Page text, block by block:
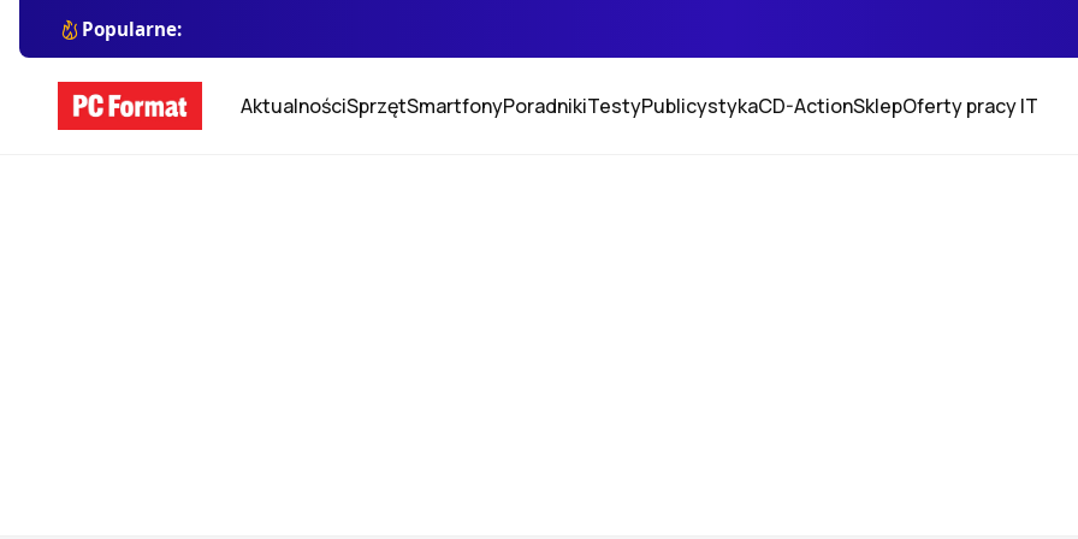
Popularne:
AktualnościSprzętSmartfonyPoradnikiTestyPublicystykaCD-ActionSklepOferty pracy IT